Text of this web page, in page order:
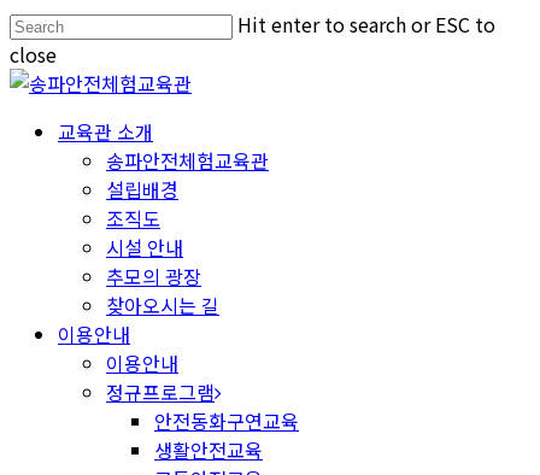
Hit enter to search or ESC to
close
교육관 소개
송파안전체험교육관
설립배경
조직도
시설 안내
추모의 광장
찾아오시는 길
이용안내
이용안내
정규프로그램
안전동화구연교육
생활안전교육